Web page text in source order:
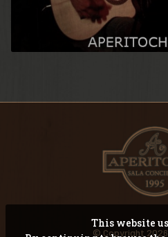
© Copyright 2026
This website